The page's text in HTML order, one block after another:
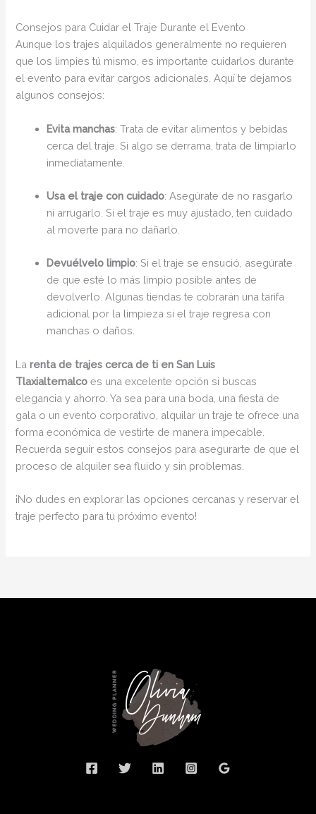
Consejos para Cuidar el Traje Durante el Evento
Aunque los trajes alquilados generalmente no requieren
que los limpies tú mismo, es importante cuidarlos durante
el evento para evitar cargos adicionales. Aquí te dejamos
algunos consejos:
Evita manchas: Trata de evitar alimentos y bebidas
cerca del traje. Si algo se derrama, trata de limpiarlo
inmediatamente.
Usa el traje con cuidado: Asegúrate de no rasgarlo
ni arrugarlo. Si el traje es muy ajustado, ten cuidado
al moverte para no dañarlo.
Devuélvelo limpio: Si el traje se ensució, asegúrate
de que esté lo más limpio posible antes de
devolverlo. Algunas tiendas te cobrarán una tarifa
adicional por la limpieza si el traje regresa con
manchas o daños.
Larenta de trajes cerca de ti en San Luis
Tlaxialtemalco es una excelente opción si buscas
elegancia y ahorro. Ya sea para una boda, una fiesta de
gala o un evento corporativo, alquilar un traje te ofrece una
forma económica de vestirte de manera impecable.
Recuerda seguir estos consejos para asegurarte de que el
proceso de alquiler sea fluido y sin problemas.
¡No dudes en explorar las opciones cercanas y reservar el
traje perfecto para tu próximo evento!